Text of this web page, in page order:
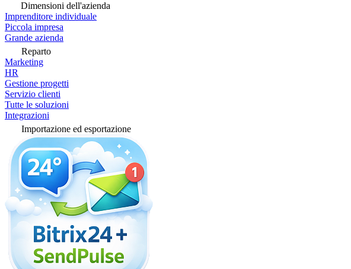
Dimensioni dell'azienda
Imprenditore individuale
Piccola impresa
Grande azienda
Reparto
Marketing
HR
Gestione progetti
Servizio clienti
Tutte le soluzioni
Integrazioni
Importazione ed esportazione